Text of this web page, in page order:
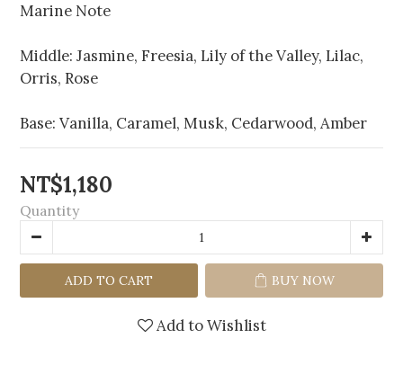
Marine Note
Middle: Jasmine, Freesia, Lily of the Valley, Lilac,
Orris, Rose
Base: Vanilla, Caramel, Musk, Cedarwood, Amber
NT$1,180
Quantity
ADD TO CART BUY NOW
Add to Wishlist